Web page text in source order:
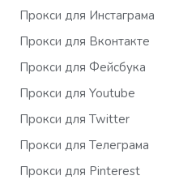
Прокси для Инстаграма
Прокси для Вконтакте
Прокси для Фейсбука
Прокси для Youtube
Прокси для Twitter
Прокси для Телеграма
Прокси для Pinterest